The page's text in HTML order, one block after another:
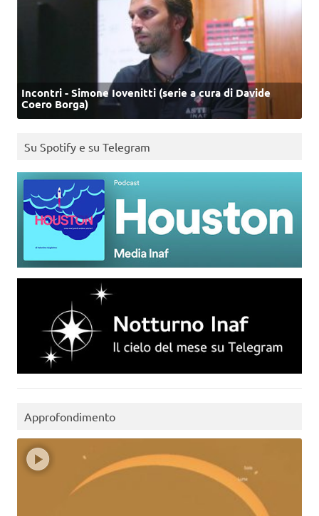
Incontri - Simone Iovenitti (serie a cura di Davide
Coero Borga)
Su Spotify e su Telegram
Approfondimento